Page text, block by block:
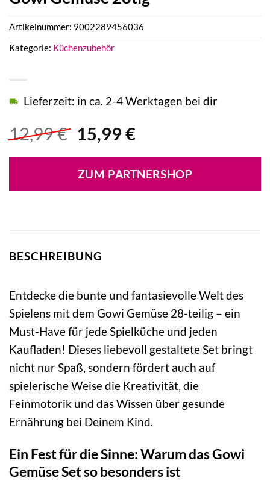
12,99€ Ursprünglicher
war:
12,99 €
15,99 €Aktueller
ist:
15,99 €.
Lieferzeit: in ca. 2-4 Werktagen bei dir
ZUM PARTNERSHOP
Artikelnummer: 9002289456036
Kategorie: Küchenzubehör
BESCHREIBUNG
Entdecke die bunte und fantasievolle Welt des
Spielens mit dem Gowi Gemüse 28-teilig – ein
Must-Have für jede Spielküche und jeden
Kaufladen! Dieses liebevoll gestaltete Set bringt
nicht nur Spaß, sondern fördert auch auf
spielerische Weise die Kreativität, die
Feinmotorik und das Wissen über gesunde
Ernährung bei Deinem Kind.
Ein Fest für die Sinne: Warum das Gowi
Gemüse Set so besonders ist